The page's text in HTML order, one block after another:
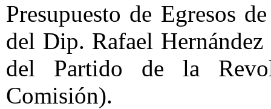
Presupuesto de Egresos
del Dip. Rafael
del Partido de la
Comisión).